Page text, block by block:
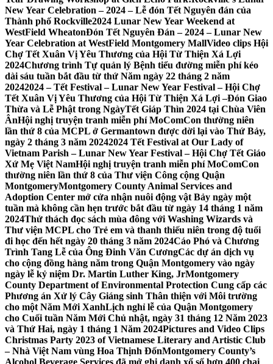
New Year Celebration – 2024 – Lễ đón Tết Nguyên đán của
Thành phố Rockville2024 Lunar New Year Weekend at
WestField WheatonĐón Tết Nguyên Đán – 2024 – Lunar New
Year Celebration at WestField Montgomery MallVideo clips Hội
Chợ Tết Xuân Vị Yêu Thương của Hội Từ Thiện Xá Lợi
2024Chương trình Tự quản lý Bệnh tiểu đường miễn phí kéo
dài sáu tuần bắt đầu từ thứ Năm ngày 22 tháng 2 năm
20242024 – Tết Festival – Lunar New Year Festival – Hội Chợ
Tết Xuân Vị Yêu Thương của Hội Từ Thiện Xá Lợi –Đón Giao
Thừa và Lễ Phật trong NgàyTết Giáp Thìn 2024 tại Chùa Viên
ÂnHội nghị truyện tranh miễn phí MoComCon thường niên
lần thứ 8 của MCPL ở Germantown được dời lại vào Thứ Bảy,
ngày 2 tháng 3 năm 20242024 Tết Festival at Our Lady of
Vietnam Parish – Lunar New Year Festival – Hội Chợ Tết Giáo
Xứ Mẹ Việt NamHội nghị truyện tranh miễn phí MoComCon
thường niên lần thứ 8 của Thư viện Công cộng Quận
MontgomeryMontgomery County Animal Services and
Adoption Center mở cửa nhận nuôi động vật Bảy ngày một
tuần mà không cần hẹn trước bắt đầu từ ngày 14 tháng 1 năm
2024Thử thách đọc sách mùa đông với Washing Wizards và
Thư viện MCPL cho Trẻ em và thanh thiếu niên trong độ tuổi
đi học đến hết ngày 20 tháng 3 năm 2024Cáo Phó và Chương
Trình Tang Lễ của Ông Đinh Văn CươngCác dự án dịch vụ
cho cộng đồng hàng năm trong Quận Montgomery vào ngày
ngày lễ kỷ niệm Dr. Martin Luther King, JrMontgomery
County Department of Environmental Protection Cung cấp các
Phương án Xử lý Cây Giáng sinh Thân thiện với Môi trường
cho một Năm Mới XanhLịch nghỉ lễ của Quận Montgomery
cho Cuối tuần Năm Mới Chủ nhật, ngày 31 tháng 12 Năm 2023
và Thứ Hai, ngày 1 tháng 1 Năm 2024Pictures and Video Clips
Christmas Party 2023 of Vietnamese Literary and Artistic Club
– Nhà Việt Nam vùng Hoa Thịnh ĐốnMontgomery County’s
Alcohol Beverage Services đã mở ghi danh xổ số hơn 400 chai